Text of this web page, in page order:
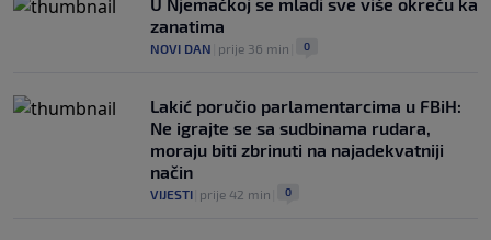
zanatima
NOVI DAN prije 36 min 0
Lakić poručio parlamentarcima u FBiH:
Ne igrajte se sa sudbinama rudara,
moraju biti zbrinuti na najadekvatniji
način
VIJESTI prije 42 min 0